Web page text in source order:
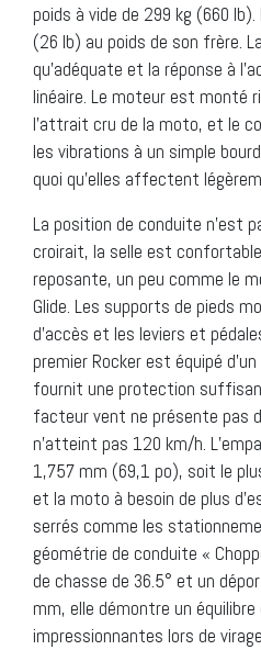
poids à vide de 299 kg (660
(26 lb) au poids de son frère.
qu’adéquate et la réponse à
linéaire. Le moteur est monté
l’attrait cru de la moto, et le
les vibrations à un simple
quoi qu’elles affectent
La position de conduite n’est
croirait, la selle est
reposante, un peu comme le
Glide. Les supports de pieds
d’accès et les leviers et
premier Rocker est équipé
fournit une protection
facteur vent ne présente pas
n’atteint pas 120 km/h.
1,757 mm (69,1 po), soit le
et la moto à besoin de plus
serrés comme les
géométrie de conduite «
de chasse de 36.5° et un
mm, elle démontre un
impressionnantes lors de